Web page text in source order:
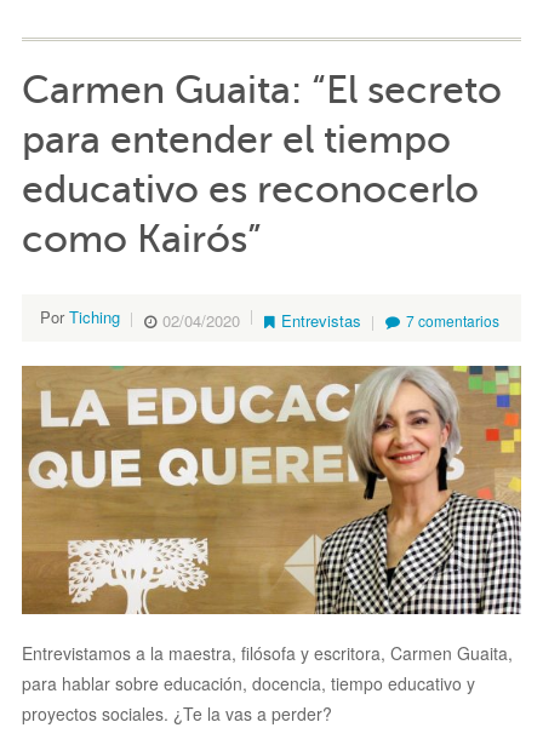
Carmen Guaita: “El secreto
para entender el tiempo
educativo es reconocerlo
como Kairós”
PorTiching 02/04/2020 Entrevistas 7 comentarios
Entrevistamos a la maestra, filósofa y escritora, Carmen Guaita,
para hablar sobre educación, docencia, tiempo educativo y
proyectos sociales. ¿Te la vas a perder?